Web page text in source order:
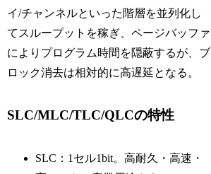
イ/チャンネルといった階層を並列化し
てスループットを稼ぎ、ページバッファ
によりプログラム時間を隠蔽するが、ブ
ロック消去は相対的に高遅延となる。
SLC/MLC/TLC/QLCの特性
SLC：1セル1bit。高耐久・高速・